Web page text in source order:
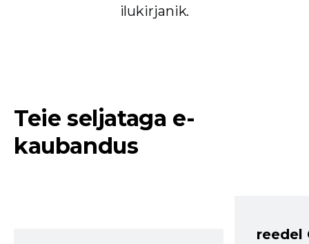
ilukirjanik.
Teie seljataga e-
kaubandus
reedel